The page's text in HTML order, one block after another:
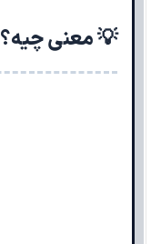
💡 معنی چیه؟